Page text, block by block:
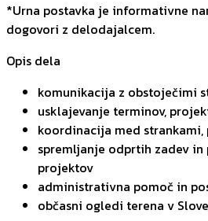
*Urna postavka je informativne
dogovori z delodajalcem.
Opis dela
komunikacija z obstoječimi
usklajevanje terminov,
koordinacija med
spremljanje odprtih zadev
projektov
administrativna pomoč in
občasni ogledi terena v